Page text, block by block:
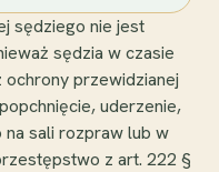
sędziego nie jest
sędzia w czasie
przewidzianej
uderzenie,
sali rozpraw lub w
z art. 222 §